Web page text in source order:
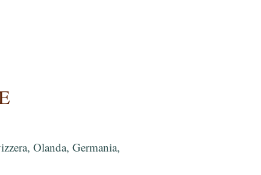
Olanda, Germania,